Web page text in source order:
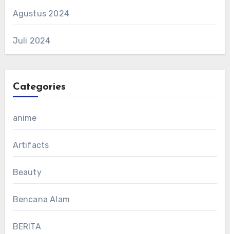
Agustus 2024
Juli 2024
Categories
anime
Artifacts
Beauty
Bencana Alam
BERITA